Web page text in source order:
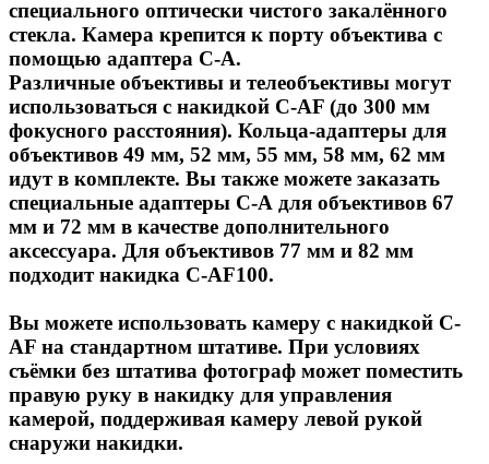
специального оптически чистого закалённого
стекла. Камера крепится к порту объектива с
помощью адаптера С-А.
Различные объективы и телеобъективы могут
использоваться с накидкой C-AF (до 300 мм
фокусного расстояния). Кольца-адаптеры для
объективов 49 мм, 52 мм, 55 мм, 58 мм, 62 мм
идут в комплекте. Вы также можете заказать
специальные адаптеры С-А для объективов 67
мм и 72 мм в качестве дополнительного
аксессуара. Для объективов 77 мм и 82 мм
подходит накидка C-AF100.
Вы можете использовать камеру с накидкой C-
AF на стандартном штативе. При условиях
съёмки без штатива фотограф может поместить
правую руку в накидку для управления
камерой, поддерживая камеру левой рукой
снаружи накидки.